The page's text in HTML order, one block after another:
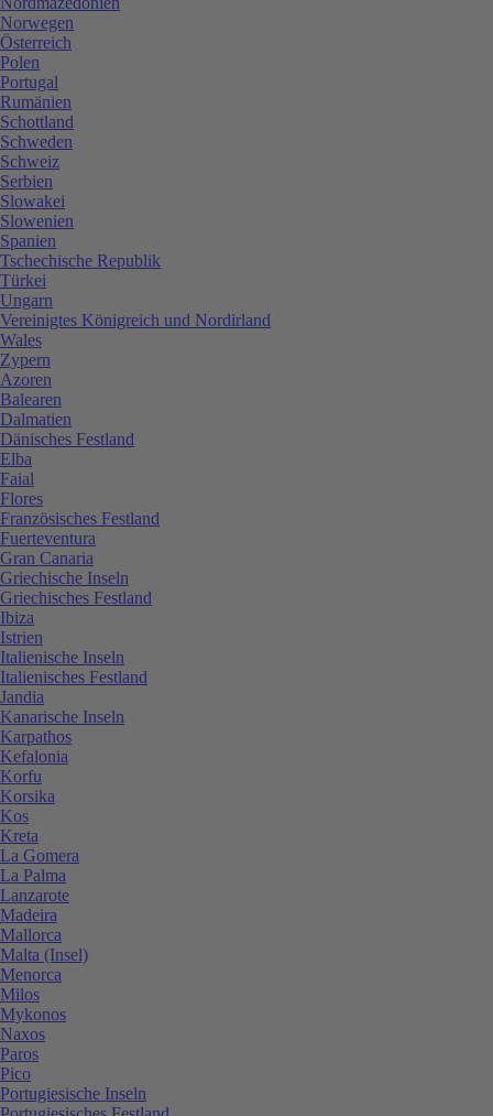
Norwegen
Österreich
Polen
Portugal
Rumänien
Schottland
Schweden
Schweiz
Serbien
Slowakei
Slowenien
Spanien
Tschechische Republik
Türkei
Ungarn
Vereinigtes Königreich und Nordirland
Wales
Zypern
Azoren
Balearen
Dalmatien
Dänisches Festland
Elba
Faial
Flores
Französisches Festland
Fuerteventura
Gran Canaria
Griechische Inseln
Griechisches Festland
Ibiza
Istrien
Italienische Inseln
Italienisches Festland
Jandia
Kanarische Inseln
Karpathos
Kefalonia
Korfu
Korsika
Kos
Kreta
La Gomera
La Palma
Lanzarote
Madeira
Mallorca
Malta (Insel)
Menorca
Milos
Mykonos
Naxos
Paros
Pico
Portugiesische Inseln